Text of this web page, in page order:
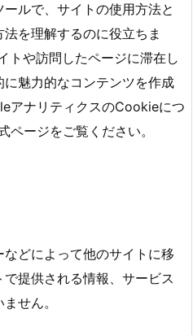
ルで、サイトの使用方法と
を理解するのに役立ちま
トや訪問したページに滞在し
魅力的なコンテンツを作成
アナリティクスのСооkіеにつ
ージをご覧ください。
どによって他のサイトに移
提供される情報、サービス
せん。